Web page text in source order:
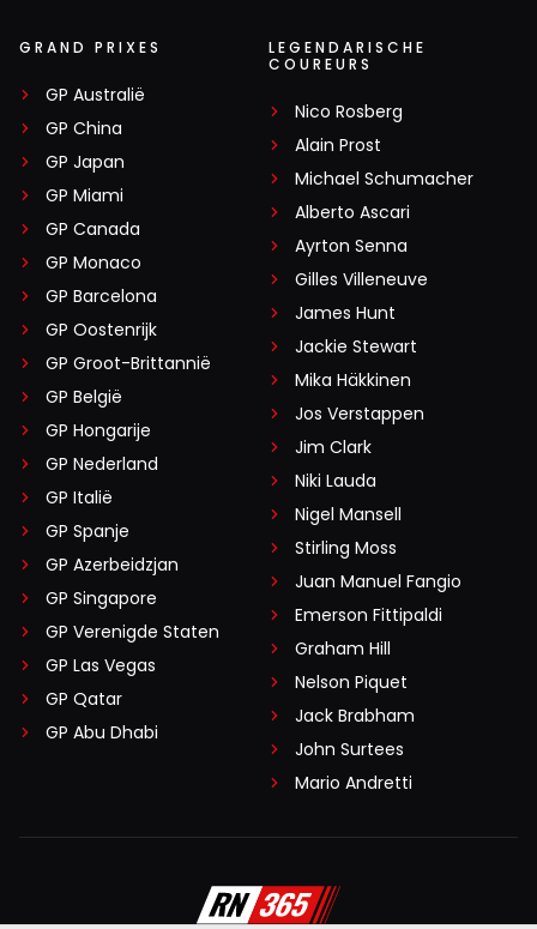
GRAND PRIXES
GP Australië
GP China
GP Japan
GP Miami
GP Canada
GP Monaco
GP Barcelona
GP Oostenrijk
GP Groot-Brittannië
GP België
GP Hongarije
GP Nederland
GP Italië
GP Spanje
GP Azerbeidzjan
GP Singapore
GP Verenigde Staten
GP Las Vegas
GP Qatar
GP Abu Dhabi
LEGENDARISCHE
COUREURS
Nico Rosberg
Alain Prost
Michael Schumacher
Alberto Ascari
Ayrton Senna
Gilles Villeneuve
James Hunt
Jackie Stewart
Mika Häkkinen
Jos Verstappen
Jim Clark
Niki Lauda
Nigel Mansell
Stirling Moss
Juan Manuel Fangio
Emerson Fittipaldi
Graham Hill
Nelson Piquet
Jack Brabham
John Surtees
Mario Andretti